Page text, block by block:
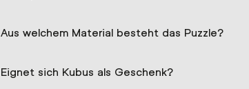
Aus welchem Material besteht das Puzzle?
Eignet sich Kubus als Geschenk?